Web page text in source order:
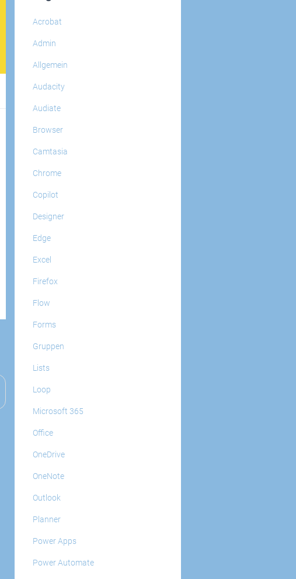
Acrobat
Admin
Allgemein
Audacity
Audiate
Browser
Camtasia
Chrome
Copilot
Designer
Edge
Excel
Firefox
Flow
Forms
Gruppen
Lists
Loop
Microsoft 365
Office
OneDrive
OneNote
Outlook
Planner
Power Apps
Power Automate